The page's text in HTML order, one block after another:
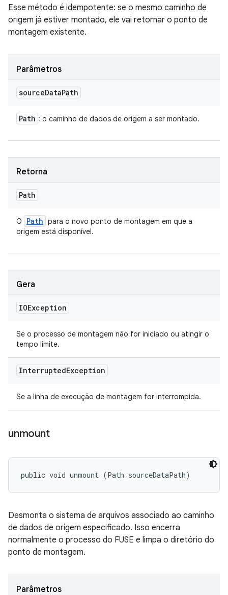
Esse método é idempotente: se o mesmo caminho de
origem já estiver montado, ele vai retornar o ponto de
montagem existente.
Parâmetros
sourceDataPath
Path : o caminho de dados de origem a ser montado.
Retorna
Path
O Path para o novo ponto de montagem em que a
origem está disponível.
Gera
IOException
Se o processo de montagem não for iniciado ou atingir o
tempo limite.
InterruptedException
Se a linha de execução de montagem for interrompida.
unmount
public void unmount (Path sourceDataPath)
Desmonta o sistema de arquivos associado ao caminho
de dados de origem especificado. Isso encerra
normalmente o processo do FUSE e limpa o diretório do
ponto de montagem.
Parâmetros